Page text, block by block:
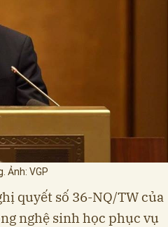
Ảnh: VGP
quyết số 36-NQ/TW của
nghệ sinh học phục vụ